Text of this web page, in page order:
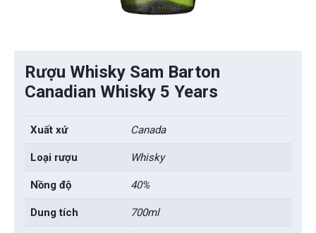
Rượu Whisky Sam Barton
Canadian Whisky 5 Years
Xuất xứ Canada
Loại rượu Whisky
Nồng độ 40%
Dung tích 700ml